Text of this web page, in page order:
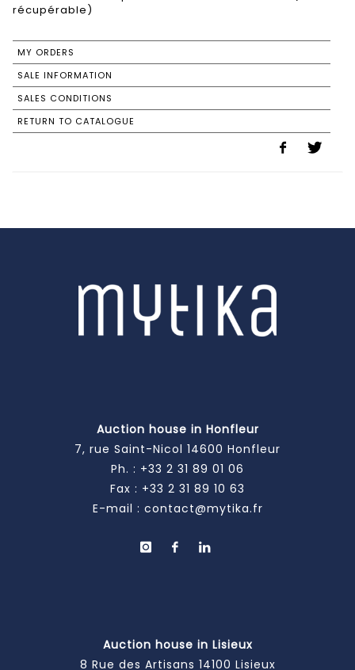
récupérable)
MY ORDERS
SALE INFORMATION
SALES CONDITIONS
RETURN TO CATALOGUE
Auction house in Honfleur
7, rue Saint-Nicol 14600 Honfleur
Ph. : +33 2 31 89 01 06
Fax : +33 2 31 89 10 63
E-mail : contact@mytika.fr
Auction house in Lisieux
8 Rue des Artisans 14100 Lisieux